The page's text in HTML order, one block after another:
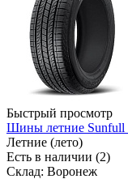
Быстрый просмотр
Шины летние Sunfull
Летние (лето)
Есть в наличии (2)
Склад: Воронеж